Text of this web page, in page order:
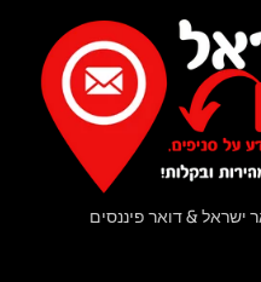
ישראל & דואר פיננסים